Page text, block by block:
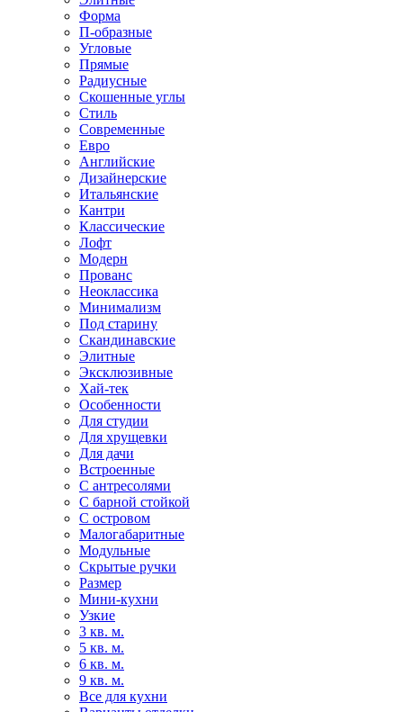
Форма
П-образные
Угловые
Прямые
Радиусные
Скошенные углы
Стиль
Современные
Евро
Английские
Дизайнерские
Итальянские
Кантри
Классические
Лофт
Модерн
Прованс
Неоклассика
Минимализм
Под старину
Скандинавские
Элитные
Эксклюзивные
Хай-тек
Особенности
Для студии
Для хрущевки
Для дачи
Встроенные
С антресолями
С барной стойкой
С островом
Малогабаритные
Модульные
Скрытые ручки
Размер
Мини-кухни
Узкие
3 кв. м.
5 кв. м.
6 кв. м.
9 кв. м.
Все для кухни